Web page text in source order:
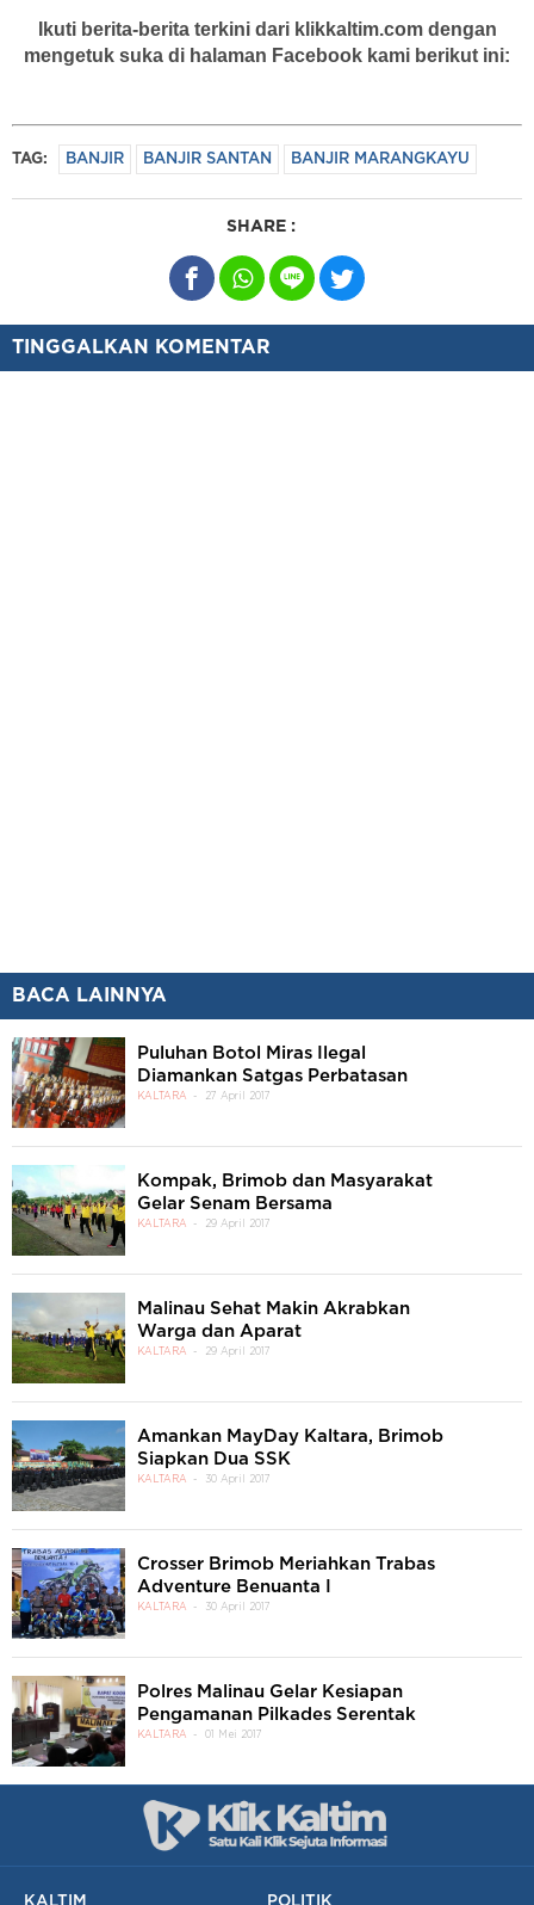
Ikuti berita-berita terkini dari klikkaltim.com dengan
mengetuk suka di halaman Facebook kami berikut ini:
TAG: BANJIR BANJIR SANTAN BANJIR MARANGKAYU
SHARE :
TINGGALKAN KOMENTAR
BACA LAINNYA
Puluhan Botol Miras Ilegal
Diamankan Satgas Perbatasan
KALTARA 27 April 2017
Kompak, Brimob dan Masyarakat
Gelar Senam Bersama
KALTARA 29 April 2017
Malinau Sehat Makin Akrabkan
Warga dan Aparat
KALTARA 29 April 2017
Amankan MayDay Kaltara, Brimob
Siapkan Dua SSK
KALTARA 30 April 2017
Crosser Brimob Meriahkan Trabas
Adventure Benuanta I
KALTARA 30 April 2017
Polres Malinau Gelar Kesiapan
Pengamanan Pilkades Serentak
KALTARA 01 Mei 2017
KALTIM POLITIK